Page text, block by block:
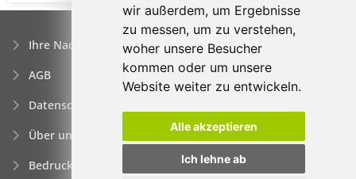
wir außerdem, um Ergebnisse
zu messen, um zu verstehen,
woher unsere Besucher
kommen oder um unsere
Website weiter zu entwickeln.
Alle akzeptieren
Ich lehne ab
Ihre Nachfrage
AGB
Datenschutzerklärung
Über uns
Bedrucken von Werbeartikeln